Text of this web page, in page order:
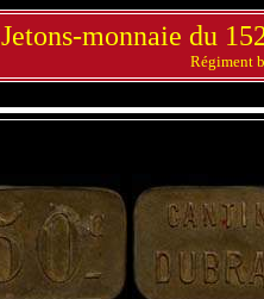
Jetons-monnaie du
Régiment